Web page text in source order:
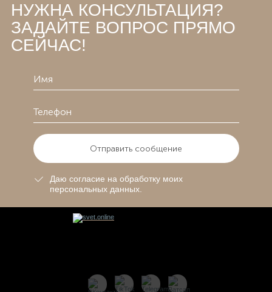
НУЖНА КОНСУЛЬТАЦИЯ?
ЗАДАЙТЕ ВОПРОС ПРЯМО
СЕЙЧАС!
Отправить сообщение
Даю согласие на обработку моих
персональных данных.